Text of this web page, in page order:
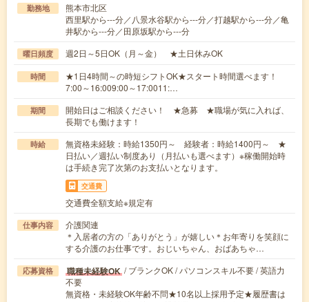
勤務地
熊本市北区
西里駅から---分／八景水谷駅から---分／打越駅から---分／亀
井駅から---分／田原坂駅から---分
曜日頻度 週2日～5日OK（月～金） ★土日休みOK
時間
★1日4時間～の時短シフトOK★スタート時間選べます！
7:00～16:009:00～17:0011:…
期間
開始日はご相談ください！ ★急募 ★職場が気に入れば、
長期でも働けます！
時給
無資格未経験：時給1350円～ 経験者：時給1400円～ ★
日払い／週払い制度あり（月払いも選べます）※稼働開始時
は手続き完了次第のお支払いとなります。
交通費
交通費全額支給※規定有
仕事内容
介護関連
＊入居者の方の「ありがとう」が嬉しい＊お年寄りを笑顔に
する介護のお仕事です。おじいちゃん、おばあちゃ…
応募資格 職種未経験OK / ブランクOK / パソコンスキル不要 / 英語力
不要
無資格・未経験OK年齢不問★10名以上採用予定★履歴書は